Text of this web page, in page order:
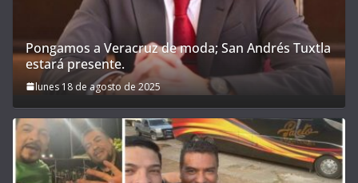
Pongamos a Veracruz de moda; San Andrés Tuxtla
estará presente.
lunes 18 de agosto de 2025